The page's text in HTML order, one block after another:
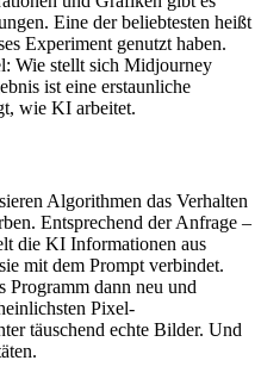
Eine der beliebtesten heißt
Experiment genutzt haben.
Wie stellt sich Midjourney
ist eine erstaunliche
wie KI arbeitet.
Algorithmen das Verhalten
Entsprechend der Anfrage –
die KI Informationen aus
mit dem Prompt verbindet.
Programm dann neu und
Pixel-
täuschend echte Bilder. Und